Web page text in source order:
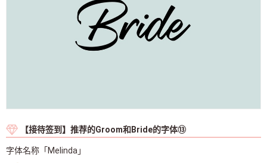
【接待签到】推荐的Groom和Bride的字体⑬
字体名称「Melinda」